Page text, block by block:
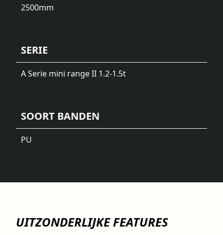
2500mm
SERIE
A Serie mini range II 1.2-1.5t
SOORT BANDEN
PU
UITZONDERLIJKE FEATURES